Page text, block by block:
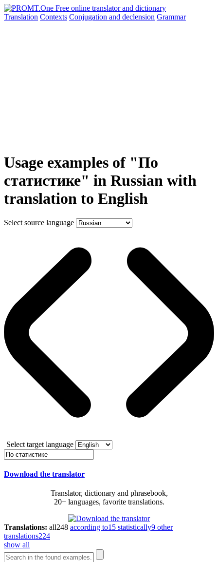
Translation Contexts Conjugation and declension Grammar
Usage examples of "По
статистике" in Russian with
translation to English
Select source language
Select target language
Download the translator
Translator, dictionary and phrasebook,
20+ languages, favorite translations.
Translations: all248 according to15 statistically9 other
translations224
show all